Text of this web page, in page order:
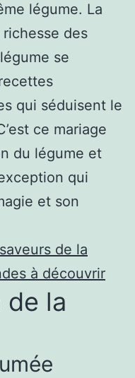
légume. La
des
se
qui séduisent le
ce mariage
du légume et
qui
et son
de la
à découvrir
de la